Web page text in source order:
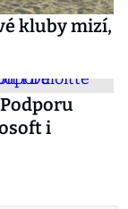
kluby mizí,
i